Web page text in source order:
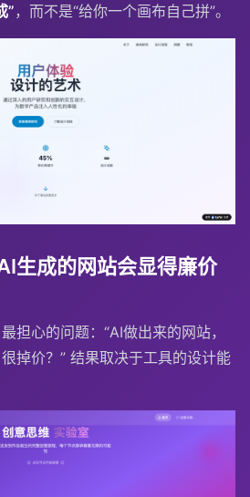
”，而不是“给你一个画布自己拼”。
生成的网站会显得廉价
担心的问题：“AI做出来的网站，
掉价？” 结果取决于工具的设计能